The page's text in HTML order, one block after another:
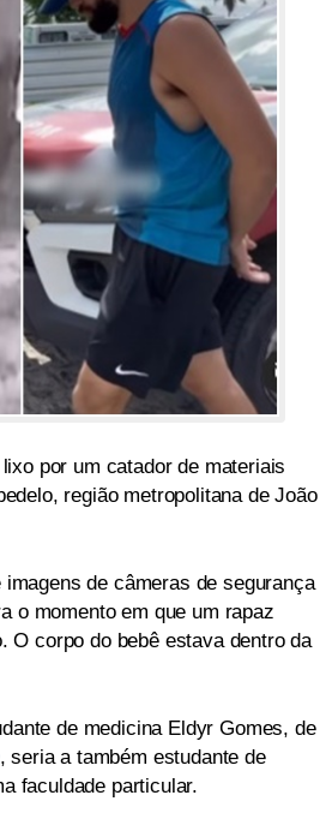
por um catador de materiais
região metropolitana de João
de câmeras de segurança
o momento em que um rapaz
O corpo do bebê estava dentro da
de medicina Eldyr Gomes, de
, seria a também estudante de
faculdade particular.